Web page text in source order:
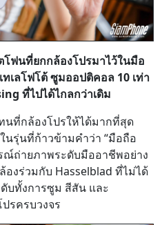
โฟนที่ยกกล้องโปรมาไว้ในมือ
เลโฟโต้ ซูมออปติคอล 10 เท่า
ที่ไปได้ไกลกว่าเดิม
ที่กล้องโปรให้ได้มากที่สุด
นรุ่นที่ก้าวข้ามคำว่า “มือถือ
ณ์ถ่ายภาพระดับมืออาชีพอย่าง
งร่วมกับ Hasselblad ที่ไม่ได้
บทั้งการซูม สีสัน และ
รครบวงจร